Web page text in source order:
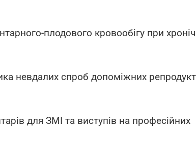
плодового кровообігу при
невдалих спроб допоміжних
для ЗМІ та виступів на професійних